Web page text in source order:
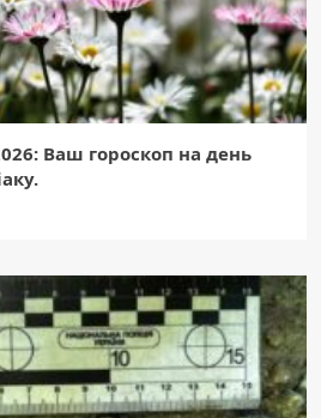
Ваш гороскоп на день